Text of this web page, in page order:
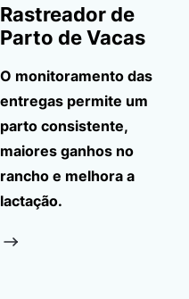
Rastreador de
Parto de Vacas
O monitoramento das
entregas permite um
parto consistente,
maiores ganhos no
rancho e melhora a
lactação.